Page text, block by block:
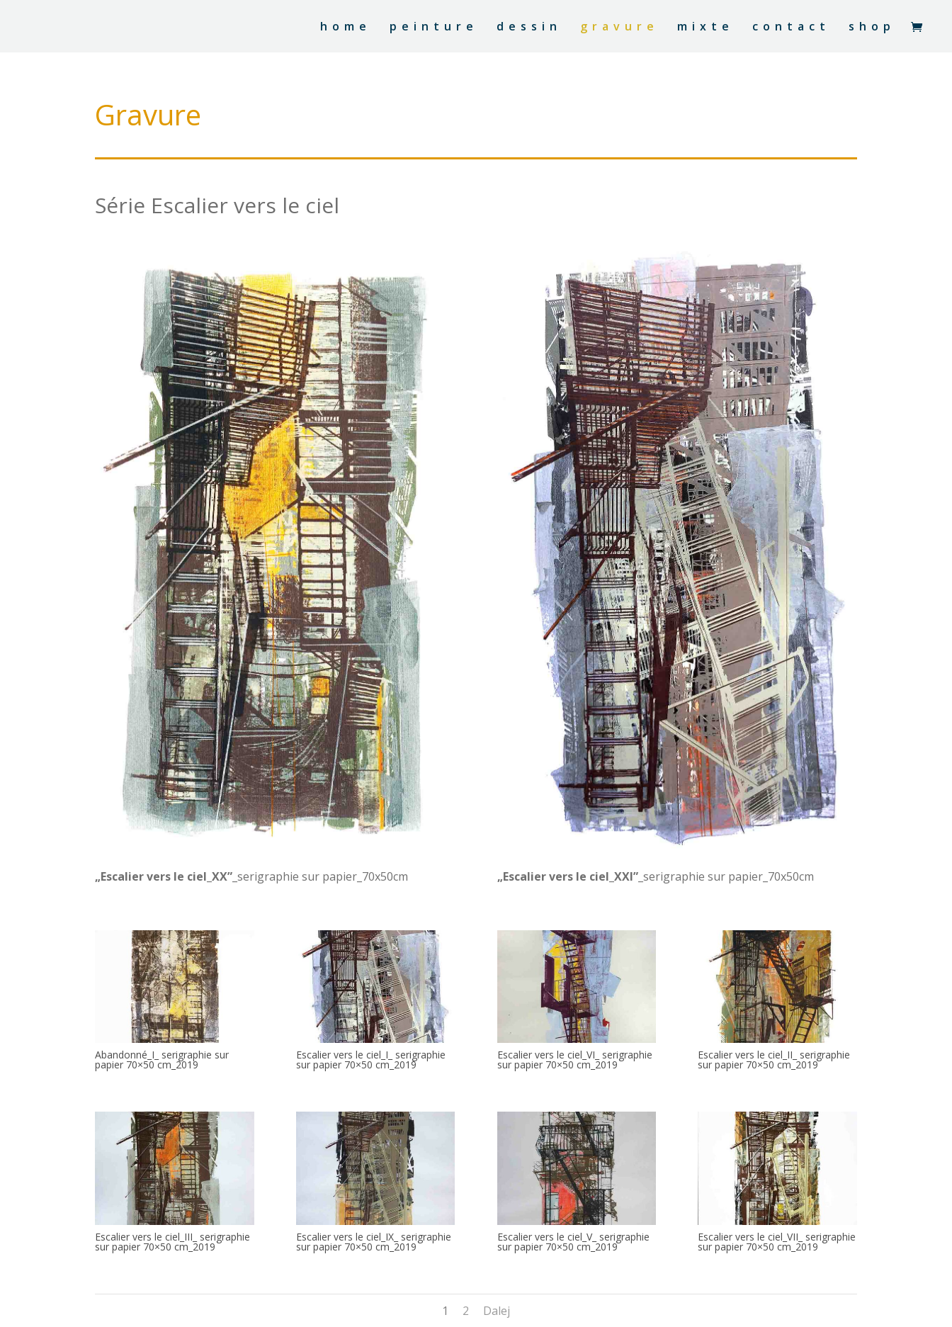
home peinture dessin gravure mixte contact shop
Gravure
Série Escalier vers le ciel
„Escalier vers le ciel_XX” _serigraphie sur papier_70x50cm „Escalier vers le ciel_XXI”_serigraphie sur papier_70x50cm
Abandonné_I_ serigraphie sur
papier 70×50 cm_2019
Escalier vers le ciel_I_ serigraphie
sur papier 70×50 cm_2019
Escalier vers le ciel_VI_ serigraphie
sur papier 70×50 cm_2019
Escalier vers le ciel_II_ serigraphie
sur papier 70×50 cm_2019
Escalier vers le ciel_III_ serigraphie
sur papier 70×50 cm_2019
Escalier vers le ciel_IX_ serigraphie
sur papier 70×50 cm_2019
Escalier vers le ciel_V_ serigraphie
sur papier 70×50 cm_2019
Escalier vers le ciel_VII_ serigraphie
sur papier 70×50 cm_2019
1 2 Dalej